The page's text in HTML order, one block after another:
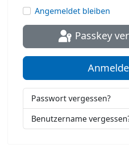
Angemeldet bleiben
Passkey
Passwort vergessen?
Benutzername